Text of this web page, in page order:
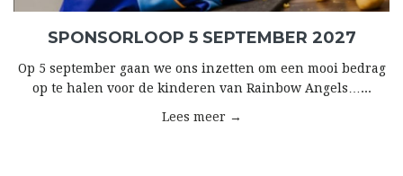
SPONSORLOOP 5 SEPTEMBER 2027
Op 5 september gaan we ons inzetten om een mooi bedrag
op te halen voor de kinderen van Rainbow Angels…...
Lees meer →